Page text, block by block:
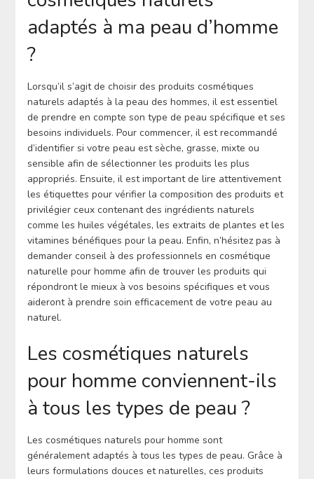
adaptés à ma peau d’homme
?
Lorsqu’il s’agit de choisir des produits cosmétiques
naturels adaptés à la peau des hommes, il est essentiel
de prendre en compte son type de peau spécifique et ses
besoins individuels. Pour commencer, il est recommandé
d’identifier si votre peau est sèche, grasse, mixte ou
sensible afin de sélectionner les produits les plus
appropriés. Ensuite, il est important de lire attentivement
les étiquettes pour vérifier la composition des produits et
privilégier ceux contenant des ingrédients naturels
comme les huiles végétales, les extraits de plantes et les
vitamines bénéfiques pour la peau. Enfin, n’hésitez pas à
demander conseil à des professionnels en cosmétique
naturelle pour homme afin de trouver les produits qui
répondront le mieux à vos besoins spécifiques et vous
aideront à prendre soin efficacement de votre peau au
naturel.
Les cosmétiques naturels
pour homme conviennent-ils
à tous les types de peau ?
Les cosmétiques naturels pour homme sont
généralement adaptés à tous les types de peau. Grâce à
leurs formulations douces et naturelles, ces produits